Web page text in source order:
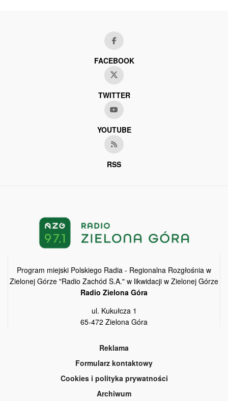
FACEBOOK
TWITTER
YOUTUBE
RSS
Program miejski Polskiego Radia - Regionalna Rozgłośnia w
Zielonej Górze "Radio Zachód S.A." w likwidacji w Zielonej Górze
Radio Zielona Góra
ul. Kukułcza 1
65-472 Zielona Góra
Reklama
Formularz kontaktowy
Cookies i polityka prywatności
Archiwum